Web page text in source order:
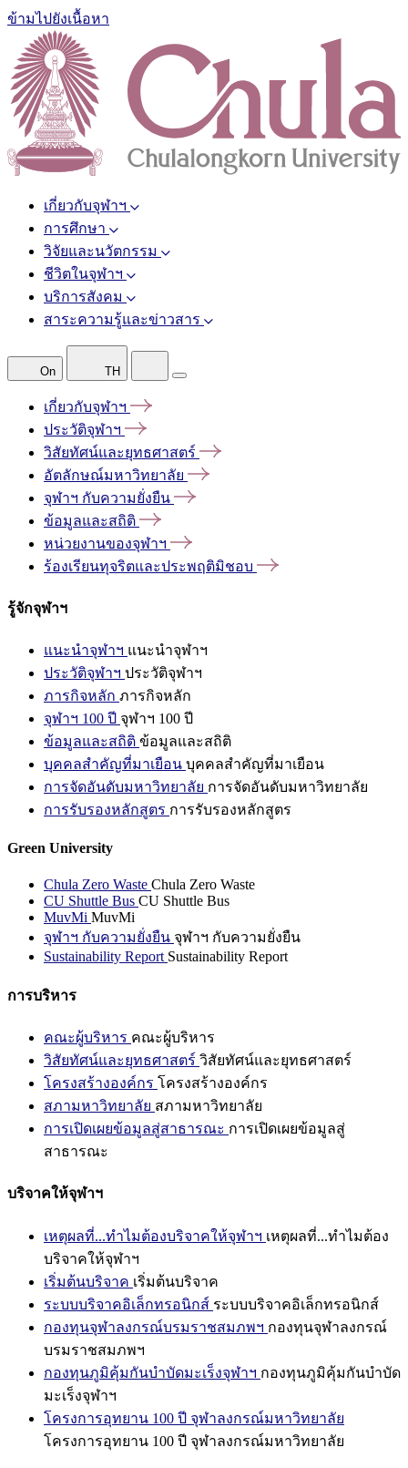
ข้ามไปยังเนื้อหา
เกี่ยวกับจุฬาฯ
การศึกษา
วิจัยและนวัตกรรม
ชีวิตในจุฬาฯ
บริการสังคม
สาระความรู้และข่าวสาร
On TH
เกี่ยวกับจุฬาฯ
ประวัติจุฬาฯ
วิสัยทัศน์และยุทธศาสตร์
อัตลักษณ์มหาวิทยาลัย
จุฬาฯ กับความยั่งยืน
ข้อมูลและสถิติ
หน่วยงานของจุฬาฯ
ร้องเรียนทุจริตและประพฤติมิชอบ
รู้จักจุฬาฯ
แนะนำจุฬาฯ แนะนำจุฬาฯ
ประวัติจุฬาฯ ประวัติจุฬาฯ
ภารกิจหลัก ภารกิจหลัก
จุฬาฯ 100 ปี จุฬาฯ 100 ปี
ข้อมูลและสถิติ ข้อมูลและสถิติ
บุคคลสำคัญที่มาเยือน บุคคลสำคัญที่มาเยือน
การจัดอันดับมหาวิทยาลัย การจัดอันดับมหาวิทยาลัย
การรับรองหลักสูตร การรับรองหลักสูตร
Green University
Chula Zero Waste Chula Zero Waste
CU Shuttle Bus CU Shuttle Bus
MuvMi MuvMi
จุฬาฯ กับความยั่งยืน จุฬาฯ กับความยั่งยืน
Sustainability Report Sustainability Report
การบริหาร
คณะผู้บริหาร คณะผู้บริหาร
วิสัยทัศน์และยุทธศาสตร์ วิสัยทัศน์และยุทธศาสตร์
โครงสร้างองค์กร โครงสร้างองค์กร
สภามหาวิทยาลัย สภามหาวิทยาลัย
การเปิดเผยข้อมูลสู่สาธารณะ การเปิดเผยข้อมูลสู่
สาธารณะ
บริจาคให้จุฬาฯ
เหตุผลที่...ทำไมต้องบริจาคให้จุฬาฯ เหตุผลที่...ทำไมต้อง
บริจาคให้จุฬาฯ
เริ่มต้นบริจาค เริ่มต้นบริจาค
ระบบบริจาคอิเล็กทรอนิกส์ ระบบบริจาคอิเล็กทรอนิกส์
กองทุนจุฬาลงกรณ์บรมราชสมภพฯ กองทุนจุฬาลงกรณ์
บรมราชสมภพฯ
กองทุนภูมิคุ้มกันบำบัดมะเร็งจุฬาฯ กองทุนภูมิคุ้มกันบำบัด
มะเร็งจุฬาฯ
โครงการอุทยาน 100 ปี จุฬาลงกรณ์มหาวิทยาลัย
โครงการอุทยาน 100 ปี จุฬาลงกรณ์มหาวิทยาลัย